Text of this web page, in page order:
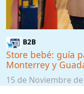
B2B
Store bebé: guía
Monterrey y
15 de Noviembre